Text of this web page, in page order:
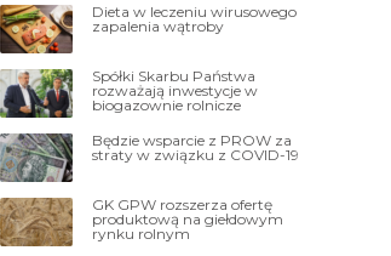
Dieta w leczeniu wirusowego
zapalenia wątroby
Spółki Skarbu Państwa
rozważają inwestycje w
biogazownie rolnicze
Będzie wsparcie z PROW za
straty w związku z COVID-19
GK GPW rozszerza ofertę
produktową na giełdowym
rynku rolnym